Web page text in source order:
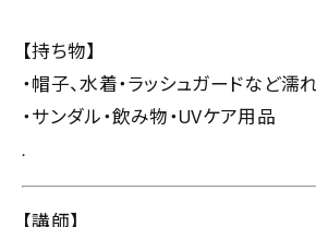
【持ち物】
・帽子、水着・ラッシュガードなど濡
・サンダル・飲み物・UVケア用品
.
【講師】